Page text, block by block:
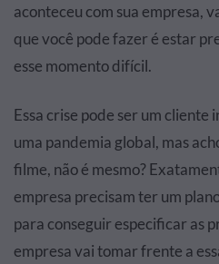
aconteceu com sua empresa,
que você pode fazer é estar
esse momento difícil.
Essa crise pode ser um cliente
uma pandemia global, mas
filme, não é mesmo?
empresa precisam ter um
para conseguir especificar as
empresa vai tomar frente a